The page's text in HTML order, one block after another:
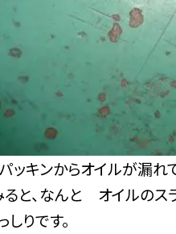
ッキンからオイルが漏れ
と、なんと オイルのス
りです。